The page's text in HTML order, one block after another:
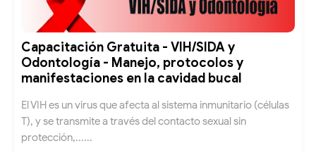
Capacitación Gratuita - VIH/SIDA y
Odontología - Manejo, protocolos y
manifestaciones en la cavidad bucal
El VIH es un virus que afecta al sistema inmunitario (células
T), y se transmite a través del contacto sexual sin
protección,......